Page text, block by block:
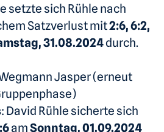
setzte sich Rühle nach
Satzverlust mit2:6, 6:2,
31.08.2024durch.
Jasper (erneut
: David Rühle sicherte sich
amSonntag, 01.09.2024